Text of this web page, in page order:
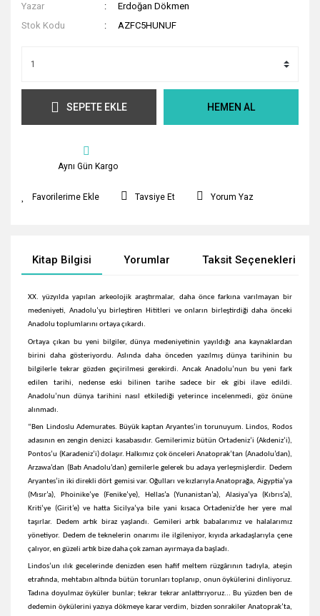
Yazar
Erdoğan Dökmen
Stok Kodu
AZFC5HUNUF
SEPETE EKLE HEMEN AL
Aynı Gün Kargo
Tavsiye Et Yorum Yaz
Kitap Bilgisi Yorumlar Taksit Seçenekleri
XX. yüzyılda yapılan arkeolojik araştırmalar, daha önce farkına varılmayan bir
medeniyeti, Anadolu’yu birleştiren Hititleri ve onların birleştirdiği daha önceki
Anadolu toplumlarını ortaya çıkardı.
Ortaya çıkan bu yeni bilgiler, dünya medeniyetinin yayıldığı ana kaynaklardan
birini daha gösteriyordu. Aslında daha önceden yazılmış dünya tarihinin bu
bilgilerle tekrar gözden geçirilmesi gerekirdi. Ancak Anadolu’nun bu yeni fark
edilen tarihi, nedense eski bilinen tarihe sadece bir ek gibi ilave edildi.
Anadolu’nun dünya tarihini nasıl etkilediği yeterince incelenmedi, göz önüne
alınmadı.
“Ben Lindoslu Ademurates. Büyük kaptan Aryantes’in torunuyum. Lindos, Rodos
adasının en zengin denizci kasabasıdır. Gemilerimiz bütün Ortadeniz’i (Akdeniz’i),
Pontos’u (Karadeniz’i) dolaşır. Halkımız çok önceleri Anatoprak’tan (Anadolu’dan),
Arzawa’dan (Batı Anadolu’dan) gemilerle gelerek bu adaya yerleşmişlerdir. Dedem
Aryantes’in iki direkli dört gemisi var. Oğulları ve kızlarıyla Anatoprağa, Aigyptia’ya
(Mısır’a), Phoinike’ye (Fenike’ye), Hellas’a (Yunanistan’a), Alasiya’ya (Kıbrıs’a),
Kriti’ye (Girit’e) ve hatta Sicilya’ya bile yani kısaca Ortadeniz’de her yere mal
taşırlar. Dedem artık biraz yaşlandı. Gemileri artık babalarımız ve halalarımız
yönetiyor. Dedem de teknelerin onarımı ile ilgileniyor, kıyıda arkadaşlarıyla çene
çalıyor, en güzeli artık bize daha çok zaman ayırmaya da başladı.
Lindos’un ılık gecelerinde denizden esen hafif meltem rüzgârının tadıyla, ateşin
etrafında, mehtabın altında bütün torunları toplanıp, onun öykülerini dinliyoruz.
Tadına doyulmaz öyküler bunlar; tekrar tekrar anlattırıyoruz... Bu yüzden ben de
dedemin öykülerini yazıya dökmeye karar verdim, bizden sonrakiler Anatoprak’ta,